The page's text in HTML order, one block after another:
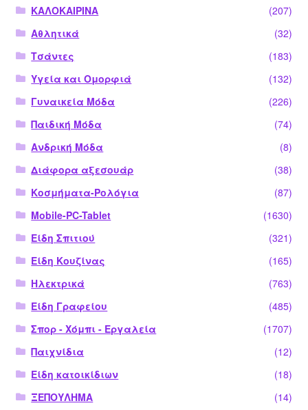
ΚΑΛΟΚΑΙΡΙΝΑ
(207)
Αθλητικά
(32)
Τσάντες
(183)
Υγεία και Ομορφιά
(132)
Γυναικεία Μόδα
(226)
Παιδική Μόδα
(74)
Ανδρική Μόδα
(8)
Διάφορα αξεσουάρ
(38)
Κοσμήματα-Ρολόγια
(87)
Mobile-PC-Tablet
(1630)
Είδη Σπιτιού
(321)
Είδη Κουζίνας
(165)
Ηλεκτρικά
(763)
Είδη Γραφείου
(485)
Σπορ - Χόμπι - Εργαλεία
(1707)
Παιχνίδια
(12)
Είδη κατοικίδιων
(18)
ΞΕΠΟΥΛΗΜΑ
(14)